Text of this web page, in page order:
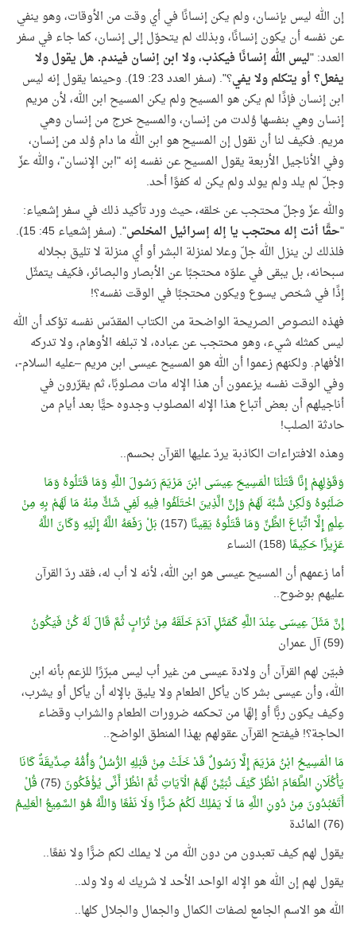
إن الله ليس بإنسان، ولم يكن إنسانًا في أي وقت من الأوقات، وهو ينفي
عن نفسه أن يكون إنسانًا، وبذلك لم يتحوّل إلى إنسان، كما جاء في سفر
العدد: "ليس الله إنسانًا فيكذب، ولا ابن إنسان فيندم. هل يقول ولا
يفعل؟ أو يتكلم ولا يفي
؟". (سفر العدد 23: 19). وحينما يقول إنه ليس
ابن إنسان فإذًا لم يكن هو المسيح ولم يكن المسيح ابن الله، لأن مريم
إنسان وهي بنفسها وُلدت من إنسان، والمسيح خرج من إنسان وهي
مريم. فكيف لنا أن نقول إن المسيح هو ابن الله ما دام وُلد من إنسان،
وفي الأناجيل الأربعة يقول المسيح عن نفسه إنه "ابن الإنسان"، والله عزّ
وجلّ لم يلد ولم يولد ولم يكن له كفوًا أحد.
والله عزّ وجلّ محتجب عن خلقه، حيث ورد تأكيد ذلك في سفر إشعياء:
"حقًا أنت إله محتجب يا إله إسرائيل المخلص
". (سفر إشعياء 45: 15).
فلذلك لن ينزل الله جلّ وعلا لمنزلة البشر أو أي منزلة لا تليق بجلاله
سبحانه، بل يبقى في علوّه محتجبًا عن الأبصار والبصائر، فكيف يتمثّل
إذًا في شخص يسوع ويكون محتجبًا في الوقت نفسه؟!
فهذه النصوص الصريحة الواضحة من الكتاب المقدّس نفسه تؤكد أن الله
ليس كمثله شيء، وهو محتجب عن عباده، لا تبلغه الأوهام، ولا تدركه
الأفهام. ولكنهم زعموا أن الله هو المسيح عيسى ابن مريم –عليه السلام-،
وفي الوقت نفسه يزعمون أن هذا الإله مات مصلوبًا، ثم يقرّرون في
أناجيلهم أن بعض أتباع هذا الإله المصلوب وجدوه حيًّا بعد أيام من
حادثة الصلب!
وهذه الافتراءات الكاذبة يردّ عليها القرآن بحسم..
وَقَوْلِهِمْ إِنَّا قَتَلْنَا الْمَسِيحَ عِيسَى ابْنَ مَرْيَمَ رَسُولَ اللَّهِ وَمَا قَتَلُوهُ وَمَا
صَلَبُوهُ وَلَكِنْ شُبِّهَ لَهُمْ وَإِنَّ الَّذِينَ اخْتَلَفُوا فِيهِ لَفِي شَكٍّ مِنْهُ مَا لَهُمْ بِهِ مِنْ
عِلْمٍ إِلَّا اتِّبَاعَ الظَّنِّ وَمَا قَتَلُوهُ يَقِينًا (157)
بَلْ رَفَعَهُ اللَّهُ إِلَيْهِ وَكَانَ اللَّهُ
عَزِيزًا حَكِيمًا (158) النساء
أما زعمهم أن المسيح عيسى هو ابن الله، لأنه لا أب له، فقد ردّ القرآن
عليهم بوضوح..
إِنَّ مَثَلَ عِيسَى عِنْدَ اللَّهِ كَمَثَلِ آدَمَ خَلَقَهُ مِنْ تُرَابٍ ثُمَّ قَالَ لَهُ كُنْ فَيَكُونُ
(59) آل عمران
فبيّن لهم القرآن أن ولادة عيسى من غير أب ليس مبرّرًا للزعم بأنه ابن
الله، وأن عيسى بشر كان يأكل الطعام ولا يليق بالإله أن يأكل أو يشرب،
وكيف يكون ربًّا أو إلهًا من تحكمه ضرورات الطعام والشراب وقضاء
الحاجة؟! فيفتح القرآن عقولهم بهذا المنطق الواضح..
مَا الْمَسِيحُ ابْنُ مَرْيَمَ إِلَّا رَسُولٌ قَدْ خَلَتْ مِنْ قَبْلِهِ الرُّسُلُ وَأُمُّهُ صِدِّيقَةٌ كَانَا
يَأْكُلَانِ الطَّعَامَ انْظُرْ كَيْفَ نُبَيِّنُ لَهُمُ الْآيَاتِ ثُمَّ انْظُرْ أَنَّى يُؤْفَكُونَ (75)
قُلْ
أَتَعْبُدُونَ مِنْ دُونِ اللَّهِ مَا لَا يَمْلِكُ لَكُمْ ضَرًّا وَلَا نَفْعًا وَاللَّهُ هُوَ السَّمِيعُ الْعَلِيمُ
(76) المائدة
يقول لهم كيف تعبدون من دون الله من لا يملك لكم ضرًّا ولا نفعًا..
يقول لهم إن الله هو الإله الواحد الأحد لا شريك له ولا ولد..
الله هو الاسم الجامع لصفات الكمال والجمال والجلال كلها..